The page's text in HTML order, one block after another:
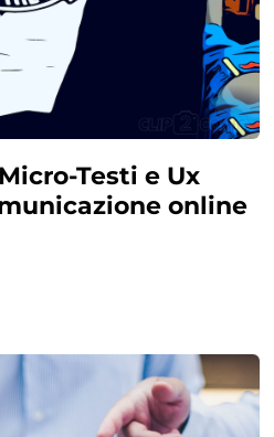
Testi e Ux
online